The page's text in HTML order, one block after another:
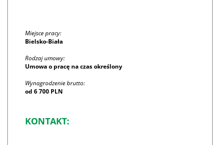
Miejsce pracy:
Bielsko-Biała
Rodzaj umowy:
Umowa o pracę na czas określony
Wynagrodzenie brutto:
od 6 700 PLN
KONTAKT: